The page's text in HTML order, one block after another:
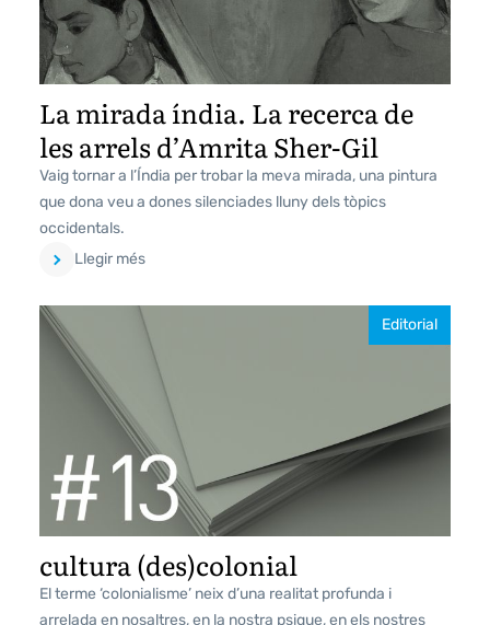
La mirada índia. La recerca de
les arrels d’Amrita Sher-Gil
Vaig tornar a l’Índia per trobar la meva mirada, una pintura
que dona veu a dones silenciades lluny dels tòpics
occidentals.
Llegir més
Editorial
cultura (des)colonial
El terme ‘colonialisme’ neix d’una realitat profunda i
arrelada en nosaltres, en la nostra psique, en els nostres